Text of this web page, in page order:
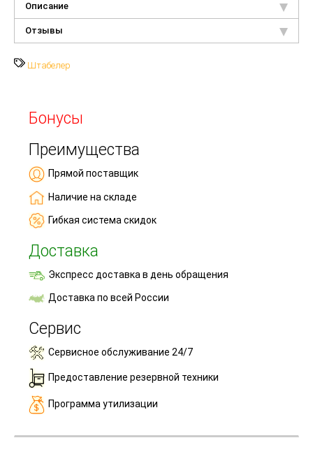
Описание
Отзывы
Штабелер
Бонусы
Преимущества
Прямой поставщик
Наличие на складе
Гибкая система скидок
Доставка
Экспресс доставка в день обращения
Доставка по всей России
Сервис
Сервисное обслуживание 24/7
Предоставление резервной техники
Программа утилизации